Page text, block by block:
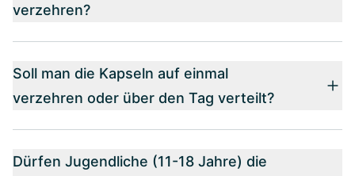
verzehren?
Soll man die Kapseln auf einmal
verzehren oder über den Tag verteilt?
Dürfen Jugendliche (11-18 Jahre) die